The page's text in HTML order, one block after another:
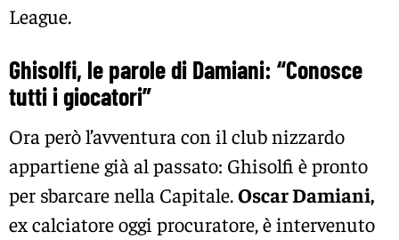
League.
Ghisolfi, le parole di Damiani: “Conosce
tutti i giocatori”
Ora peròl’avventura con il club nizzardo
appartiene già al passato: Ghisolfi è pronto
per sbarcare nella Capitale.Oscar Damiani,
ex calciatore oggi procuratore, è intervenuto